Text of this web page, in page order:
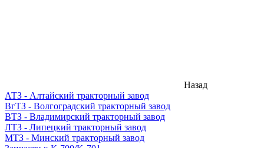
Назад
АТЗ - Алтайский тракторный завод
ВгТЗ - Волгоградский тракторный завод
ВТЗ - Владимирский тракторный завод
ЛТЗ - Липецкий тракторный завод
МТЗ - Минский тракторный завод